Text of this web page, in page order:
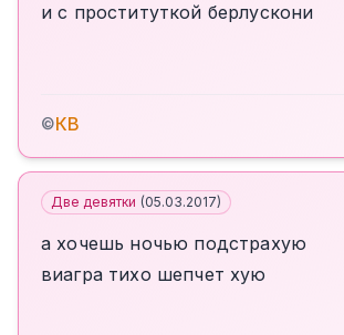
и с проституткой берлускони
©КВ
Две девятки (05.03.2017)
а хочешь ночью подстрахую
виагра тихо шепчет хую